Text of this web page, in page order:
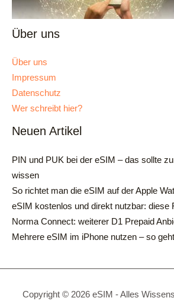
Über uns
Über uns
Impressum
Datenschutz
Wer schreibt hier?
Neuen Artikel
PIN und PUK bei der eSIM – das sollte
wissen
So richtet man die eSIM auf der Apple
eSIM kostenlos und direkt nutzbar: diese
Norma Connect: weiterer D1 Prepaid
Mehrere eSIM im iPhone nutzen – so
Copyright © 2026 eSIM - Alles